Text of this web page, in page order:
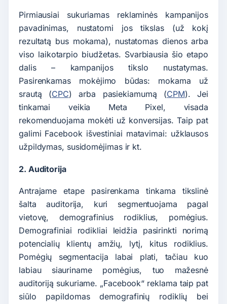
Pirmiausiai sukuriamas reklaminės kampanijos
pavadinimas, nustatomi jos tikslas (už kokį
rezultatą bus mokama), nustatomas dienos arba
viso laikotarpio biudžetas. Svarbiausia šio etapo
dalis – kampanijos tikslo nustatymas.
Pasirenkamas mokėjimo būdas: mokama už
srautą (CPC) arba pasiekiamumą (CPM). Jei
tinkamai veikia Meta Pixel, visada
rekomenduojama mokėti už konversijas. Taip pat
galimi Facebook išvestiniai matavimai: užklausos
užpildymas, susidomėjimas ir kt.
2. Auditorija
Antrajame etape pasirenkama tinkama tikslinė
šalta auditorija, kuri segmentuojama pagal
vietovę, demografinius rodiklius, pomėgius.
Demografiniai rodikliai leidžia pasirinkti norimą
potencialių klientų amžių, lytį, kitus rodiklius.
Pomėgių segmentacija labai plati, tačiau kuo
labiau siauriname pomėgius, tuo mažesnė
auditoriją sukuriame. „Facebook“ reklama taip pat
siūlo papildomas demografinių rodiklių bei